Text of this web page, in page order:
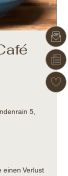
5,
einen Verlust